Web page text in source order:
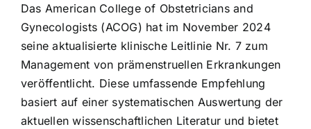
Das American College of Obstetricians and
Gynecologists (ACOG) hat im November 2024
seine aktualisierte klinische Leitlinie Nr. 7 zum
Management von prämenstruellen Erkrankungen
veröffentlicht. Diese umfassende Empfehlung
basiert auf einer systematischen Auswertung der
aktuellen wissenschaftlichen Literatur und bietet